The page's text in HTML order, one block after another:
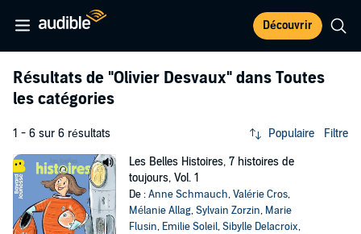
Découvrir
Résultats de "Olivier Desvaux" dans Toutes
les catégories
1 - 6 sur 6 résultats Populaire Filtre
Les Belles Histoires, 7 histoires de
toujours, Vol. 1
De :Anne Schmauch,Valérie Cros,
Mélanie Allag,Sylvain Zorzin, Marie
Flusin, Emilie Soleil,Sibylle Delacroix,